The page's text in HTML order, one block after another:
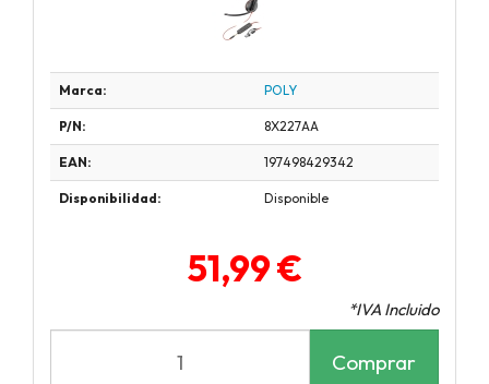
Marca: POLY
P/N: 8X227AA
EAN: 197498429342
Disponibilidad: Disponible
51,99 €
*IVA Incluido
Comprar